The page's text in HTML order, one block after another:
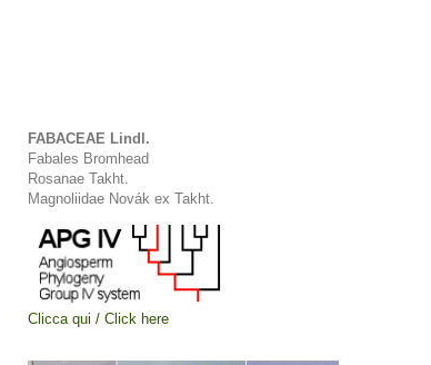
FABACEAE Lindl.
Fabales Bromhead
Rosanae Takht.
Magnoliidae Novák ex Takht.
Clicca qui / Click here